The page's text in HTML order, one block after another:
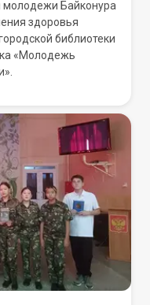
Байконура
здоровья
библиотеки
«Молодежь